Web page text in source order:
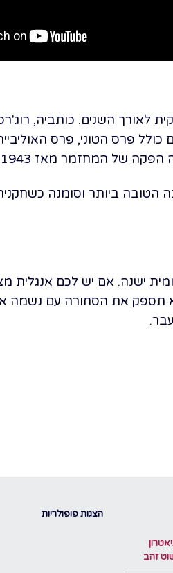
ומאז זכתה להצלחה ענקית לאורך השנים.
פרס הטוני, פרס
של המחזמר מאז 1943.
ישנה. אם יש לכם אנגלית
תספק את הסחורה עם נשמה
הצגות פופולריות
זהב